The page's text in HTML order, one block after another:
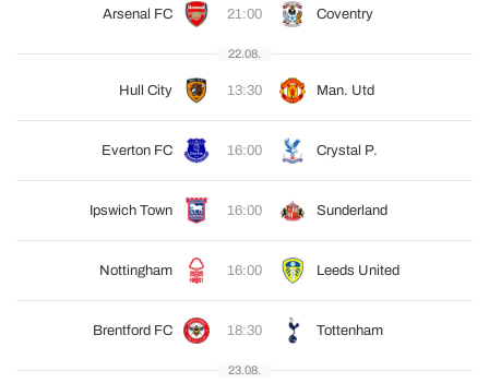
Arsenal FC 21:00 Coventry
22.08.
Hull City 13:30 Man. Utd
Everton FC 16:00 Crystal P.
Ipswich Town 16:00 Sunderland
Nottingham 16:00 Leeds United
Brentford FC 18:30 Tottenham
23.08.